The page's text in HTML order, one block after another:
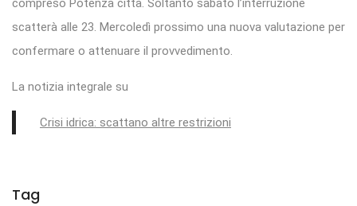
compreso Potenza città. Soltanto sabato l’interruzione
scatterà alle 23. Mercoledì prossimo una nuova valutazione per
confermare o attenuare il provvedimento.
La notizia integrale su
Crisi idrica: scattano altre restrizioni
Tag